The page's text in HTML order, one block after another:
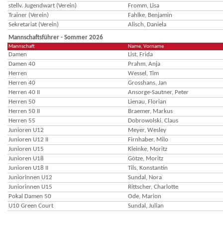
stellv. Jugendwart (Verein)
Fromm, Lisa
Trainer (Verein)
Fahlke, Benjamin
Sekretariat (Verein)
Alisch, Daniela
Mannschaftsführer - Sommer 2026
Mannschaft Name, Vorname
Damen
List, Frida
Damen 40
Prahm, Anja
Herren
Wessel, Tim
Herren 40
Grosshans, Jan
Herren 40 II
Ansorge-Sautner, Peter
Herren 50
Lienau, Florian
Herren 50 II
Braemer, Markus
Herren 55
Dobrowolski, Claus
Junioren U12
Meyer, Wesley
Junioren U12 II
Firnhaber, Milo
Junioren U15
Kleinke, Moritz
Junioren U18
Götze, Moritz
Junioren U18 II
Tils, Konstantin
Juniorinnen U12
Sundal, Nora
Juniorinnen U15
Rittscher, Charlotte
Pokal Damen 50
Ode, Marion
U10 Green Court
Sundal, Julian